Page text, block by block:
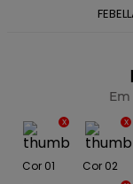
Cor 01 Cor 02